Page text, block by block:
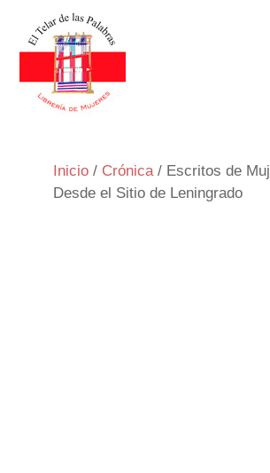
Inicio / Crónica/ Escritos de
Desde el Sitio de Leningrado